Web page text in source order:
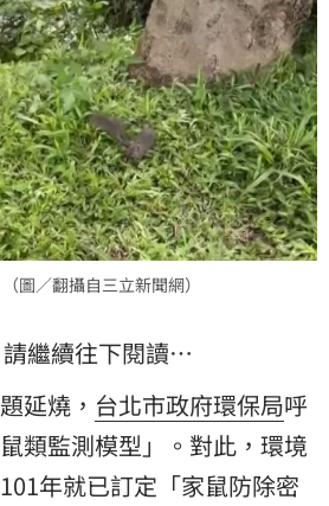
圖／翻攝自三立新聞網）
繼續往下閱讀…
延燒， 台北市政府環保局呼
類監測模型」。對此， 環境
年就已訂定「家鼠防除密